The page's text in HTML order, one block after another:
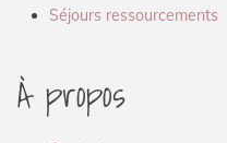
Séjours ressourcements
À propos